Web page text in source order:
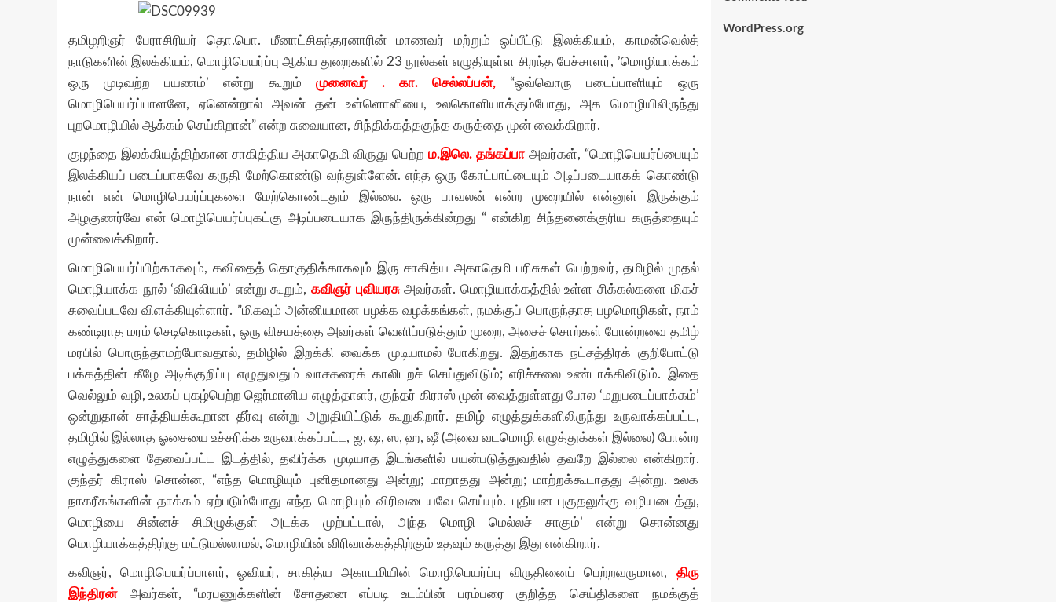
தமிழறிஞர் பேராசிரியர் தொ.பொ. மீனாட்சிசுந்தரனாரின் மாணவர் மற்றும் ஒப்பீட்டு இலக்கியம், காமன்வெல்த்
நாடுகளின் இலக்கியம், மொழிபெயர்ப்பு ஆகிய துறைகளில் 23 நூல்கள் எழுதியுள்ள சிறந்த பேச்சாளர், ’மொழியாக்கம்
ஒரு முடிவற்ற பயணம்’ என்று கூறும் முனைவர் . கா. செல்லப்பன்,
“ஒவ்வொரு படைப்பாளியும் ஒரு
மொழிபெயர்ப்பாளனே, ஏனென்றால் அவன் தன் உள்ளொளியை, உலகொளியாக்கும்போது, அக மொழியிலிருந்து
புறமொழியில் ஆக்கம் செய்கிறான்” என்ற சுவையான, சிந்திக்கத்தகுந்த கருத்தை முன் வைக்கிறார்.
குழந்தை இலக்கியத்திற்கான சாகித்திய அகாதெமி விருது பெற்ற ம.இலெ. தங்கப்பாஅவர்கள், “மொழிபெயர்ப்பையும்
இலக்கியப் படைப்பாகவே கருதி மேற்கொண்டு வந்துள்ளேன். எந்த ஒரு கோட்பாட்டையும் அடிப்படையாகக் கொண்டு
நான் என் மொழிபெயர்ப்புகளை மேற்கொண்டதும் இல்லை. ஒரு பாவலன் என்ற முறையில் என்னுள் இருக்கும்
அழகுணர்வே என் மொழிபெயர்ப்புகட்கு அடிப்படையாக இருந்திருக்கின்றது “ என்கிற சிந்தனைக்குரிய கருத்தையும்
முன்வைக்கிறார்.
மொழிபெயர்ப்பிற்காகவும், கவிதைத் தொகுதிக்காகவும் இரு சாகித்ய அகாதெமி பரிசுகள் பெற்றவர், தமிழில் முதல்
மொழியாக்க நூல் ‘விவிலியம்’ என்று கூறும், கவிஞர் புவியரசுஅவர்கள். மொழியாக்கத்தில் உள்ள சிக்கல்களை மிகச்
சுவைப்படவே விளக்கியுள்ளார். ”மிகவும் அன்னியமான பழக்க வழக்கங்கள், நமக்குப் பொருந்தாத பழமொழிகள், நாம்
கண்டிராத மரம் செடிகொடிகள், ஒரு விசயத்தை அவர்கள் வெளிப்படுத்தும் முறை, அசைச் சொற்கள் போன்றவை தமிழ்
மரபில் பொருந்தாமற்போவதால், தமிழில் இறக்கி வைக்க முடியாமல் போகிறது. இதற்காக நட்சத்திரக் குறிபோட்டு
பக்கத்தின் கீழே அடிக்குறிப்பு எழுதுவதும் வாசகரைக் காலிடறச் செய்துவிடும்; எரிச்சலை உண்டாக்கிவிடும். இதை
வெல்லும் வழி, உலகப் புகழ்பெற்ற ஜெர்மானிய எழுத்தாளர், குந்தர் கிராஸ் முன் வைத்துள்ளது போல ‘மறுபடைப்பாக்கம்’
ஒன்றுதான் சாத்தியக்கூறான தீர்வு என்று அறுதியிட்டுக் கூறுகிறார். தமிழ் எழுத்துக்களிலிருந்து உருவாக்கப்பட்ட,
தமிழில் இல்லாத ஓசையை உச்சரிக்க உருவாக்கப்பட்ட, ஜ, ஷ, ஸ, ஹ, ஷீ (அவை வடமொழி எழுத்துக்கள் இல்லை) போன்ற
எழுத்துகளை தேவைப்பட்ட இடத்தில், தவிர்க்க முடியாத இடங்களில் பயன்படுத்துவதில் தவறே இல்லை என்கிறார்.
குந்தர் கிராஸ் சொன்ன, “எந்த மொழியும் புனிதமானது அன்று; மாறாதது அன்று; மாற்றக்கூடாதது அன்று. உலக
நாகரீகங்களின் தாக்கம் ஏற்படும்போது எந்த மொழியும் விரிவடையவே செய்யும். புதியன புகுதலுக்கு வழியடைத்து,
மொழியை சின்னச் சிமிழுக்குள் அடக்க முற்பட்டால், அந்த மொழி மெல்லச் சாகும்’ என்று சொன்னது
மொழியாக்கத்திற்கு மட்டுமல்லாமல், மொழியின் விரிவாக்கத்திற்கும் உதவும் கருத்து இது என்கிறார்.
கவிஞர், மொழிபெயர்ப்பாளர், ஓவியர், சாகித்ய அகாடமியின் மொழிபெயர்ப்பு விருதினைப் பெற்றவருமான, திரு
இந்திரன்அவர்கள், “மரபணுக்களின் சோதனை எப்படி உடம்பின் பரம்பரை குறித்த செய்திகளை நமக்குத்
WordPress.org